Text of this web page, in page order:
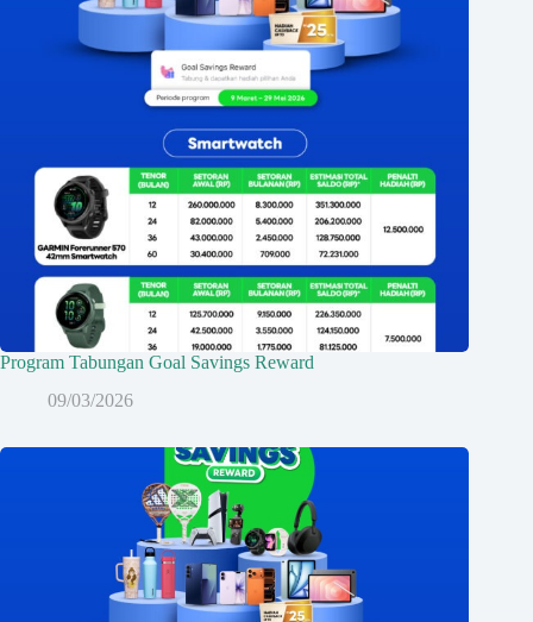
Program Tabungan Goal Savings Reward
09/03/2026